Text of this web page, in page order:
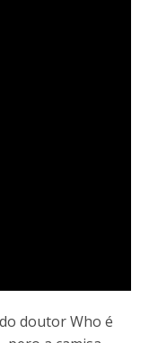
doutor Who é